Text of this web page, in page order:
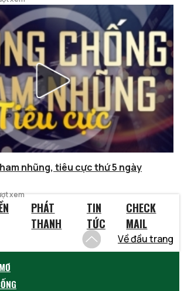
nhũng, tiêu cực thứ 5 ngày
xem
PHÁT
THANH
TIN
TỨC
CHECK
MAIL
Về đầu trang